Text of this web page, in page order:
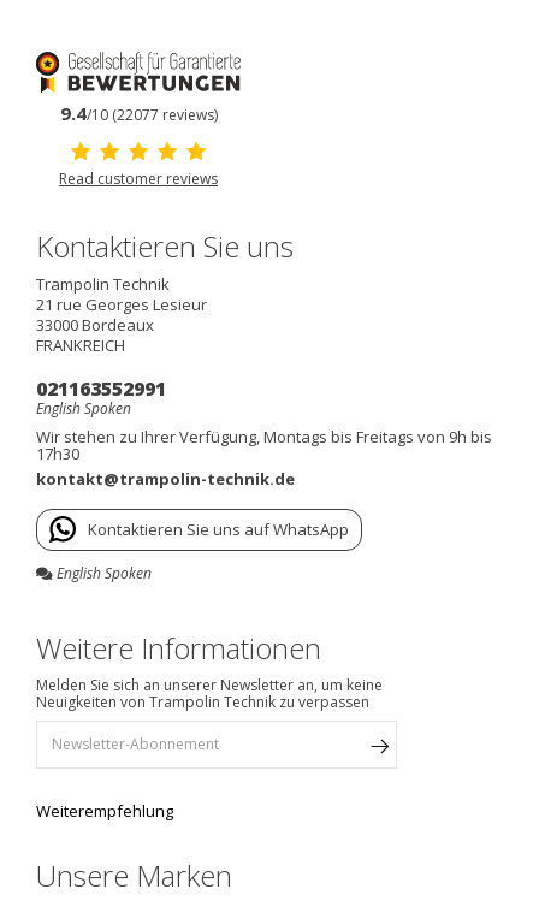
9.4/10 (22077 reviews)
Read customer reviews
Kontaktieren Sie uns
Trampolin Technik
21 rue Georges Lesieur
33000Bordeaux
FRANKREICH
021163552991
English Spoken
Wir stehen zu Ihrer Verfügung, Montags bis Freitags von 9h bis
17h30
kontakt@trampolin-technik.de
Kontaktieren Sie uns auf WhatsApp
English Spoken
Weitere Informationen
Melden Sie sich an unserer Newsletter an, um keine
Neuigkeiten von Trampolin Technik zu verpassen
Weiterempfehlung
Unsere Marken